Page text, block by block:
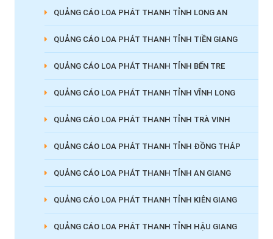
QUẢNG CÁO LOA PHÁT THANH TỈNH LONG AN
QUẢNG CÁO LOA PHÁT THANH TỈNH TIỀN GIANG
QUẢNG CÁO LOA PHÁT THANH TỈNH BẾN TRE
QUẢNG CÁO LOA PHÁT THANH TỈNH VĨNH LONG
QUẢNG CÁO LOA PHÁT THANH TỈNH TRÀ VINH
QUẢNG CÁO LOA PHÁT THANH TỈNH ĐỒNG THÁP
QUẢNG CÁO LOA PHÁT THANH TỈNH AN GIANG
QUẢNG CÁO LOA PHÁT THANH TỈNH KIÊN GIANG
QUẢNG CÁO LOA PHÁT THANH TỈNH HẬU GIANG